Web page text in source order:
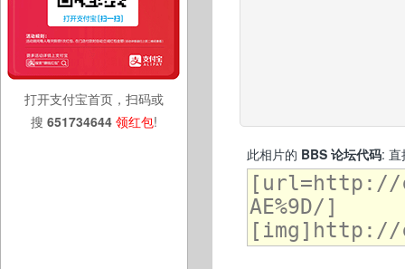
打开支付宝首页，扫码或
搜 651734644 领红包!
此相片的 BBS 论坛代码: 直